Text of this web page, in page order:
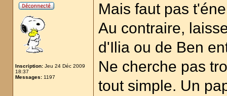
Inscription: Jeu 24 Déc 2009
18:37
Messages: 1197
Mais faut pas
Au contraire,
d'Ilia ou de Ben
Ne cherche pas
tout simple. Un